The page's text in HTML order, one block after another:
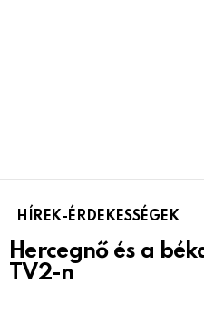
HÍREK-ÉRDEKESSÉGEK
Hercegnő és a
TV2-n